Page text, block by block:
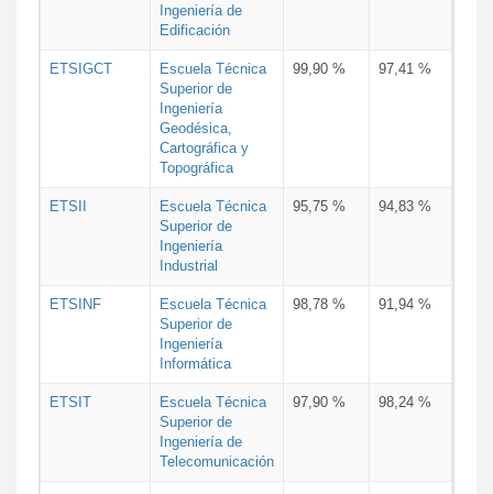
Ingeniería de
Edificación
ETSIGCT
Escuela Técnica
Superior de
Ingeniería
Geodésica,
Cartográfica y
Topográfica
99,90 % 97,41 %
ETSII
Escuela Técnica
Superior de
Ingeniería
Industrial
95,75 % 94,83 %
ETSINF
Escuela Técnica
Superior de
Ingeniería
Informática
98,78 % 91,94 %
ETSIT
Escuela Técnica
Superior de
Ingeniería de
Telecomunicación
97,90 % 98,24 %